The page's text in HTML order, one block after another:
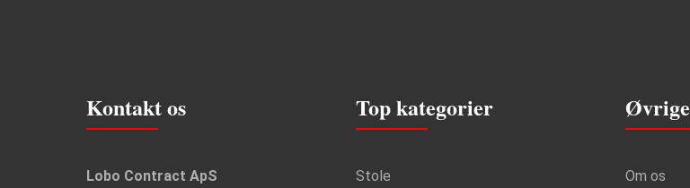
Kontakt os
Lobo Contract ApS
Top kategorier
Stole
Øvrige
Om os